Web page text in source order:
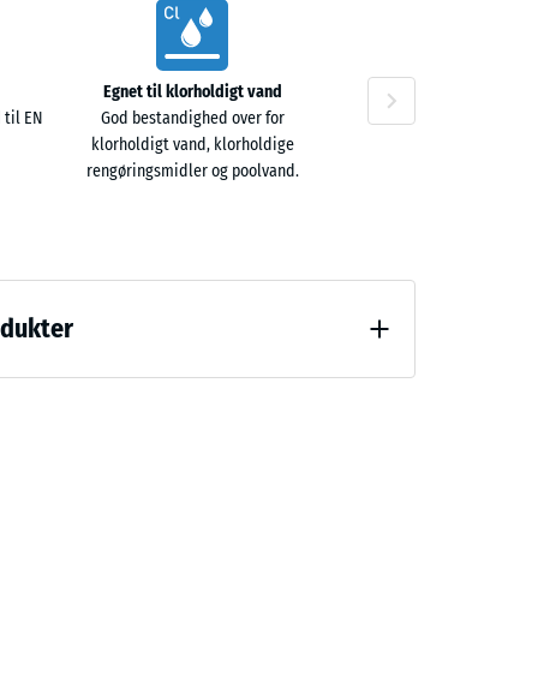
til EN
Egnet til klorholdigt vand
God bestandighed over for
klorholdigt vand, klorholdige
rengøringsmidler og poolvand.